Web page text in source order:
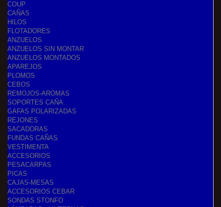
COUP
CAÑAS
HILOS
FLOTADORES
ANZUELOS
ANZUELOS SIN MONTAR
ANZUELOS MONTADOS
APAREJOS
PLOMOS
CEBOS
REMOJOS-AROMAS
SOPORTES CAÑA
GAFAS POLARIZADAS
REJONES
SACADORAS
FUNDAS CAÑAS
VESTIMENTA
ACCESORIOS
PESACARPAS
PICAS
CAJAS-MESAS
ACCESORIOS CEBAR
SONDAS STONFO